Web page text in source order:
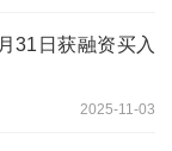
31日获融资买入
2025-11-03